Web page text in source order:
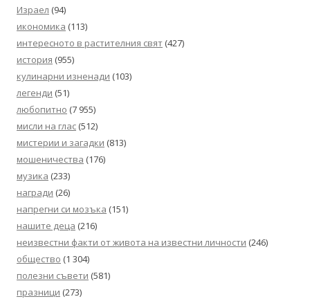
Израел (94)
икономика (113)
интересното в растителния свят (427)
история (955)
кулинарни изненади (103)
легенди (51)
любопитно (7 955)
мисли на глас (512)
мистерии и загадки (813)
мошеничества (176)
музика (233)
награди (26)
напрегни си мозъка (151)
нашите деца (216)
неизвестни факти от живота на известни личности (246)
общество (1 304)
полезни съвети (581)
празници (273)